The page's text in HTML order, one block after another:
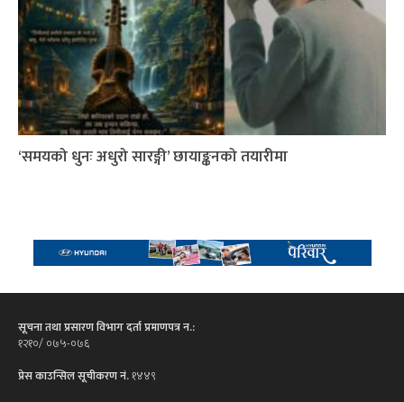
‘समयको धुनः अधुरो सारङ्गी’ छायाङ्कनको तयारीमा
सूचना तथा प्रसारण विभाग दर्ता प्रमाणपत्र न.:
१२१०/ ०७५-०७६
प्रेस काउन्सिल सूचीकरण नं.१४४९